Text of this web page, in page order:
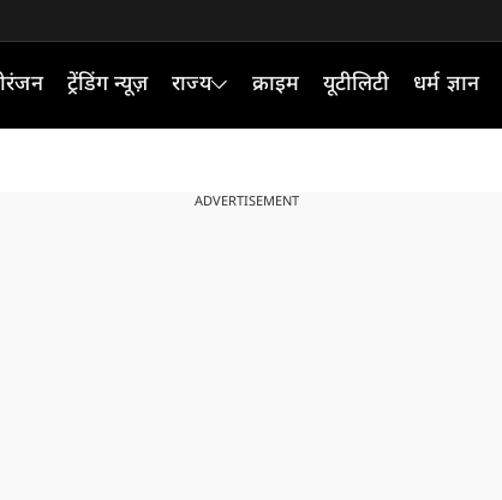
ट्रेंडिंग न्यूज़ राज्य क्राइम यूटीलिटी धर्म ज्ञान
ADVERTISEMENT